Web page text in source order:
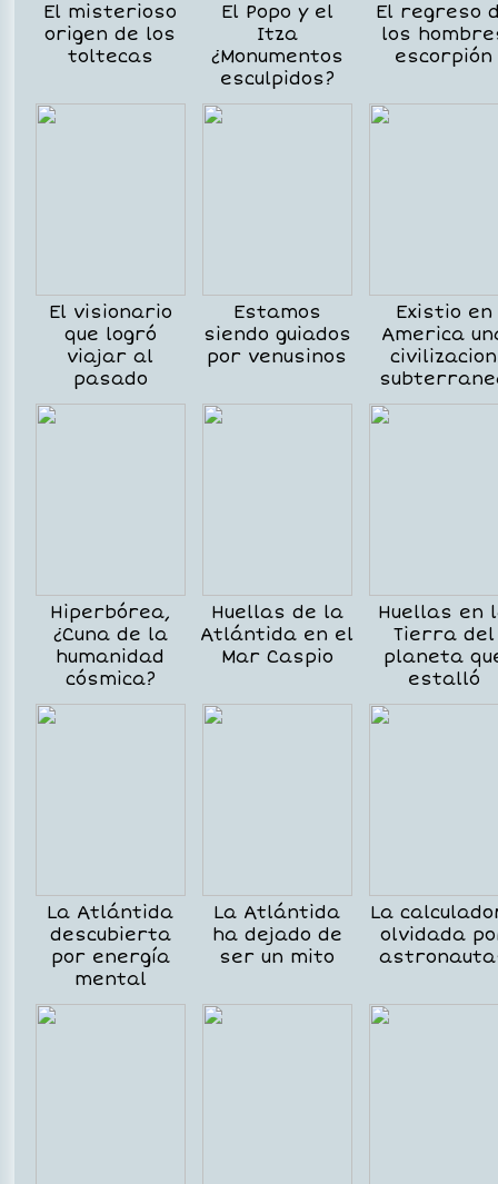
El misterioso
origen de los
toltecas
El Popo y el
Itza
¿Monumentos
esculpidos?
El regreso
los
escorpión
El visionario
que logró
viajar al
pasado
Estamos
siendo guiados
por venusinos
Existio en
America
civilizacion
Hiperbórea,
¿Cuna de la
humanidad
cósmica?
Huellas de la
Atlántida en el
Mar Caspio
Huellas en
Tierra del
planeta
estalló
La Atlántida
descubierta
por energía
mental
La Atlántida
ha dejado de
ser un mito
La
olvidada